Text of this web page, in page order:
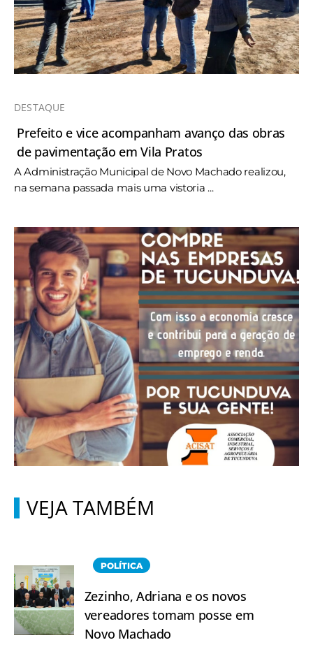
DESTAQUE
Prefeito e vice acompanham avanço das obras
de pavimentação em Vila Pratos
A Administração Municipal de Novo Machado realizou,
na semana passada mais uma vistoria ...
VEJA TAMBÉM
POLÍTICA
Zezinho, Adriana e os novos
vereadores tomam posse em
Novo Machado